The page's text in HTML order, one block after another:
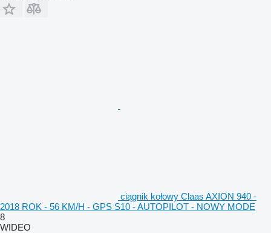
ciągnik kołowy Claas AXION 940 -
2018 ROK - 56 KM/H - GPS S10 - AUTOPILOT - NOWY MODE
8
WIDEO